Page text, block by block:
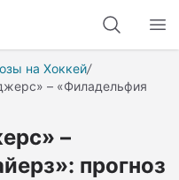
на Хоккей/
– «Филадельфия
–
прогноз